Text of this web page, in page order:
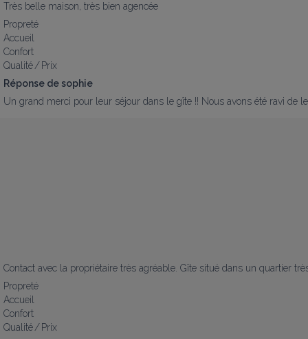
Très belle maison, très bien agencée
Propreté
Accueil
Confort
Qualité / Prix
Réponse de sophie
Un grand merci pour leur séjour dans le gîte !! Nous avons été ravi de
Contact avec la propriétaire très agréable. Gîte situé dans un quartier
Propreté
Accueil
Confort
Qualité / Prix